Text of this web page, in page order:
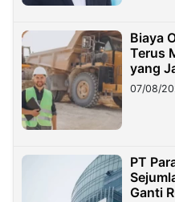
Biaya
Terus
yang
07/08/
PT
Ganti